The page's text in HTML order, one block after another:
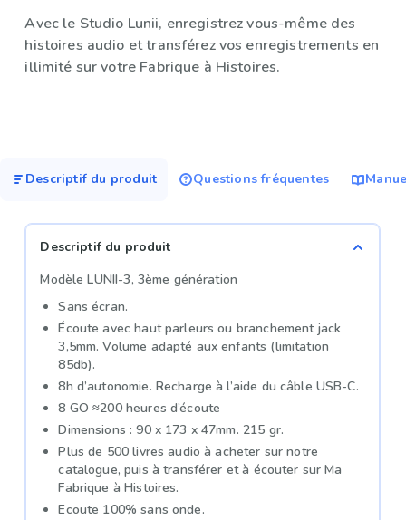
Avec le Studio Lunii, enregistrez vous-même des
histoires audio et transférez vos enregistrements en
illimité sur votre Fabrique à Histoires.
Descriptif du produit Questions fréquentes
Descriptif du produit
Modèle LUNII-3, 3ème génération
Sans écran.
Écoute avec haut parleurs ou branchement jack
3,5mm. Volume adapté aux enfants (limitation
85db).
8h d’autonomie. Recharge à l’aide du câble USB-C.
8 GO ≈200 heures d’écoute
Dimensions : 90 x 173 x 47mm. 215 gr.
Plus de 500 livres audio à acheter sur notre
catalogue, puis à transférer et à écouter sur Ma
Fabrique à Histoires.
Ecoute 100% sans onde.